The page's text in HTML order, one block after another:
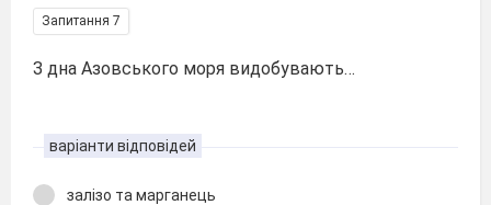
Запитання 7
З дна Азовського моря видобувають…
варіанти відповідей
залізо та марганець